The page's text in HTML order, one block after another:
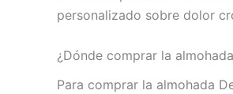
personalizado sobre dolor
¿Dónde comprar la
Para comprar la almohada